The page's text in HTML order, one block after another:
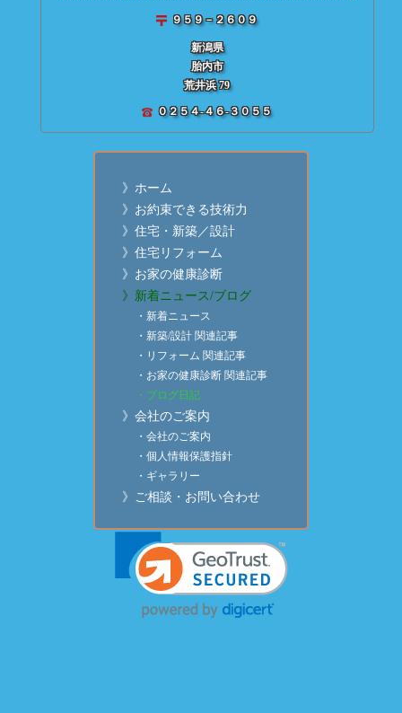
９５９－２６０９
新潟県
胎内市
荒井浜 79
０２５４-４６-３０５５
》ホーム
》お約束できる技術力
》住宅・新築／設計
》住宅リフォーム
》お家の健康診断
》新着ニュース/ブログ
・新着ニュース
・新築/設計 関連記事
・リフォーム 関連記事
・お家の健康診断 関連記事
・ブログ日記
》会社のご案内
・会社のご案内
・個人情報保護指針
・ギャラリー
》ご相談・お問い合わせ